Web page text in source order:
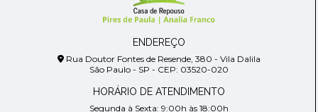
ENDEREÇO
Rua Doutor Fontes de Resende, 380 - Vila Dalila
São Paulo - SP - CEP: 03520-020
HORÁRIO DE ATENDIMENTO
Segunda à Sexta: 9:00h às 18:00h